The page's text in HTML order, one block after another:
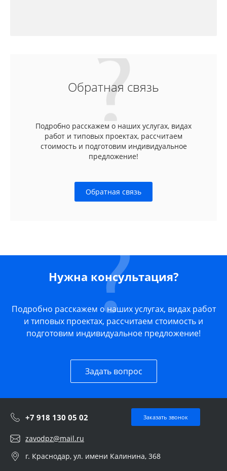
Обратная связь
Подробно расскажем о наших услугах, видах
работ и типовых проектах, рассчитаем
стоимость и подготовим индивидуальное
предложение!
Обратная связь
Нужна консультация?
Подробно расскажем о наших услугах, видах работ
и типовых проектах, рассчитаем стоимость и
подготовим индивидуальное предложение!
Задать вопрос
+7 918 130 05 02 Заказать звонок
zavodpz@mail.ru
г. Краснодар, ул. имени Калинина, 368